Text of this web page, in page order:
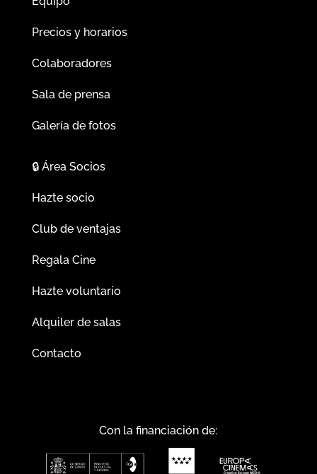
Precios y horarios
Colaboradores
Sala de prensa
Galería de fotos
🔒Área Socios
Hazte socio
Club de ventajas
Regala Cine
Hazte voluntario
Alquiler de salas
Contacto
Con la financiación de: